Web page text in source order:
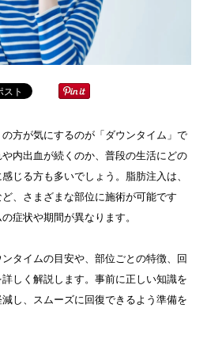
方が気にするのが「ダウンタイム」で
内出血が続くのか、普段の生活にどの
じる方も多いでしょう。脂肪注入は、
、さまざまな部位に施術が可能です
症状や期間が異なります。
タイムの目安や、部位ごとの特徴、回
しく解説します。事前に正しい知識を
し、スムーズに回復できるよう準備を